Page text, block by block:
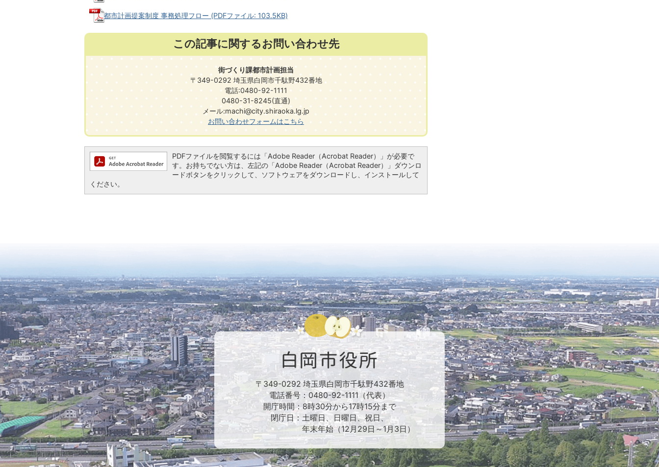
都市計画提案制度 事務処理フロー (PDFファイル: 103.5KB)
この記事に関するお問い合わせ先
街づくり課都市計画担当
〒349-0292 埼玉県白岡市千駄野432番地
電話:0480-92-1111
0480-31-8245(直通)
メール:machi@city.shiraoka.lg.jp
お問い合わせフォームはこちら
PDFファイルを閲覧するには「Adobe Reader（Acrobat Reader）」が必要で
す。お持ちでない方は、左記の「Adobe Reader（Acrobat Reader）」ダウンロ
ードボタンをクリックして、ソフトウェアをダウンロードし、インストールして
ください。
〒349-0292 埼玉県白岡市千駄野432番地
電話番号：0480-92-1111（代表）
開庁時間：8時30分から17時15分まで
閉庁日：土曜日、日曜日、祝日、
年末年始（12月29日～1月3日）